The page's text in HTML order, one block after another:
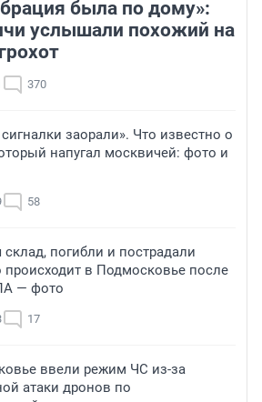
была по дому»:
услышали похожий на
370
заорали». Что известно о
напугал москвичей: фото и
58
склад, погибли и пострадали
в Подмосковье после
— фото
17
ввели режим ЧС из-за
атаки дронов по